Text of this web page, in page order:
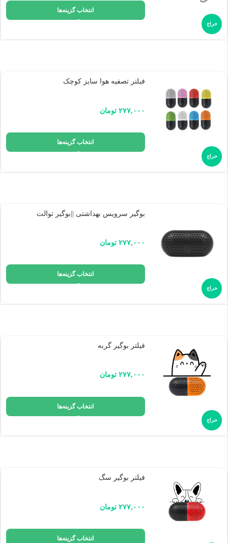
حراج
انتخاب گزینه‌ها
حراج
فیلتر تصفیه هوا سایز کوچک
۲۷۷,۰۰۰ تومان
انتخاب گزینه‌ها
حراج
بوگیر سرویس بهداشتی ||‌بوگیر توالت
۲۷۷,۰۰۰ تومان
انتخاب گزینه‌ها
حراج
فیلتر بوگیر گربه
۲۷۷,۰۰۰ تومان
انتخاب گزینه‌ها
فیلتر بوگیر سگ
۲۷۷,۰۰۰ تومان
انتخاب گزینه‌ها